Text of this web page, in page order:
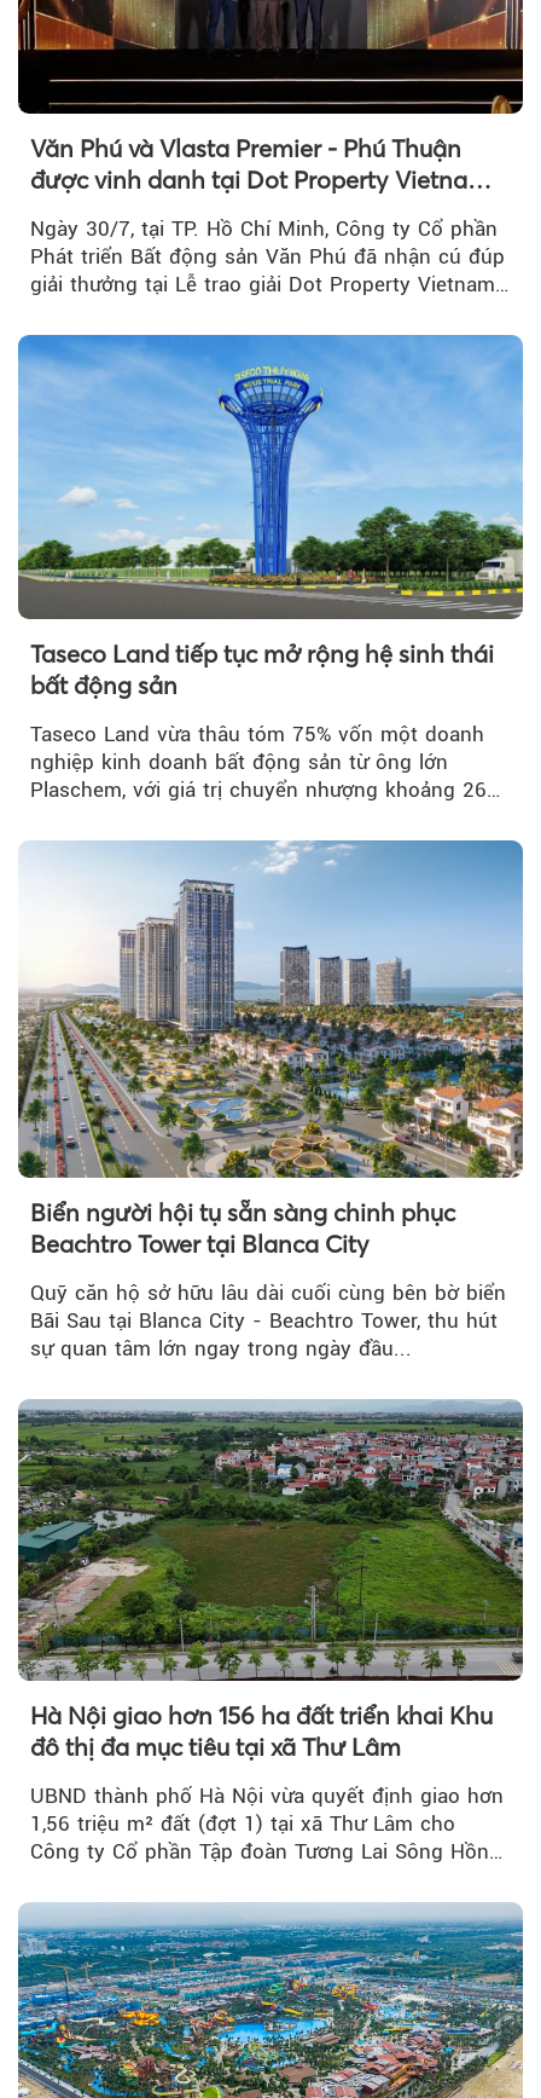
Văn Phú và Vlasta Premier - Phú Thuận
được vinh danh tại Dot Property Vietnam
Ngày 30/7, tại TP. Hồ Chí Minh, Công ty Cổ phần
Phát triển Bất động sản Văn Phú đã nhận cú đúp
giải thưởng tại Lễ trao giải Dot Property Vietnam
Taseco Land tiếp tục mở rộng hệ sinh thái
bất động sản
Taseco Land vừa thâu tóm 75% vốn một doanh
nghiệp kinh doanh bất động sản từ ông lớn
Plaschem, với giá trị chuyển nhượng khoảng 262
Biển người hội tụ sẵn sàng chinh phục
Beachtro Tower tại Blanca City
Quỹ căn hộ sở hữu lâu dài cuối cùng bên bờ biển
Bãi Sau tại Blanca City - Beachtro Tower, thu hút
sự quan tâm lớn ngay trong ngày đầu...
Hà Nội giao hơn 156 ha đất triển khai Khu
đô thị đa mục tiêu tại xã Thư Lâm
UBND thành phố Hà Nội vừa quyết định giao hơn
1,56 triệu m² đất (đợt 1) tại xã Thư Lâm cho
Công ty Cổ phần Tập đoàn Tương Lai Sông Hồng